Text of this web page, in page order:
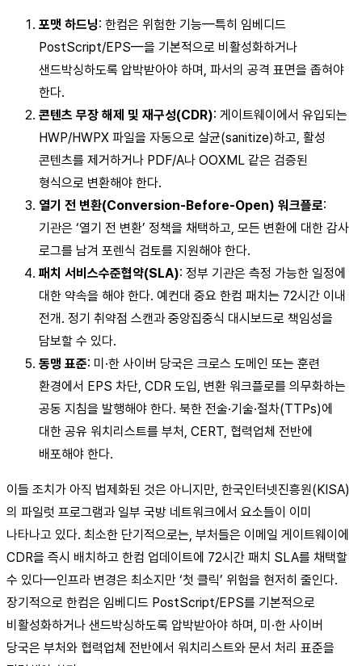
포맷 하드닝: 한컴은 위험한 기능—특히 임베디드
PostScript/EPS—을 기본적으로 비활성화하거나
샌드박싱하도록 압박받아야 하며, 파서의 공격 표면을 좁혀야
한다.
콘텐츠 무장 해제 및 재구성(CDR): 게이트웨이에서 유입되는
HWP/HWPX 파일을 자동으로 살균(sanitize)하고, 활성
콘텐츠를 제거하거나 PDF/A나 OOXML 같은 검증된
형식으로 변환해야 한다.
열기 전 변환(Conversion-Before-Open) 워크플로:
기관은 ‘열기 전 변환’ 정책을 채택하고, 모든 변환에 대한 감사
로그를 남겨 포렌식 검토를 지원해야 한다.
패치 서비스수준협약(SLA): 정부 기관은 측정 가능한 일정에
대한 약속을 해야 한다. 예컨대 중요 한컴 패치는 72시간 이내
전개. 정기 취약점 스캔과 중앙집중식 대시보드로 책임성을
담보할 수 있다.
동맹 표준: 미·한 사이버 당국은 크로스 도메인 또는 훈련
환경에서 EPS 차단, CDR 도입, 변환 워크플로를 의무화하는
공동 지침을 발행해야 한다. 북한 전술·기술·절차(TTPs)에
대한 공유 워치리스트를 부처, CERT, 협력업체 전반에
배포해야 한다.
이들 조치가 아직 법제화된 것은 아니지만, 한국인터넷진흥원(KISA)
의 파일럿 프로그램과 일부 국방 네트워크에서 요소들이 이미
나타나고 있다. 최소한 단기적으로는, 부처들은 이메일 게이트웨이에
CDR을 즉시 배치하고 한컴 업데이트에 72시간 패치 SLA를 채택할
수 있다—인프라 변경은 최소지만 ‘첫 클릭’ 위험을 현저히 줄인다.
장기적으로 한컴은 임베디드 PostScript/EPS를 기본적으로
비활성화하거나 샌드박싱하도록 압박받아야 하며, 미·한 사이버
당국은 부처와 협력업체 전반에서 워치리스트와 문서 처리 표준을